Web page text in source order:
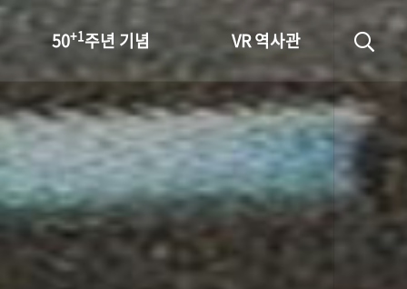
50+1주년 기념
성과 50선
숫자로 보는 50년
세계와 함께 한 KIHASA
VR 역사관